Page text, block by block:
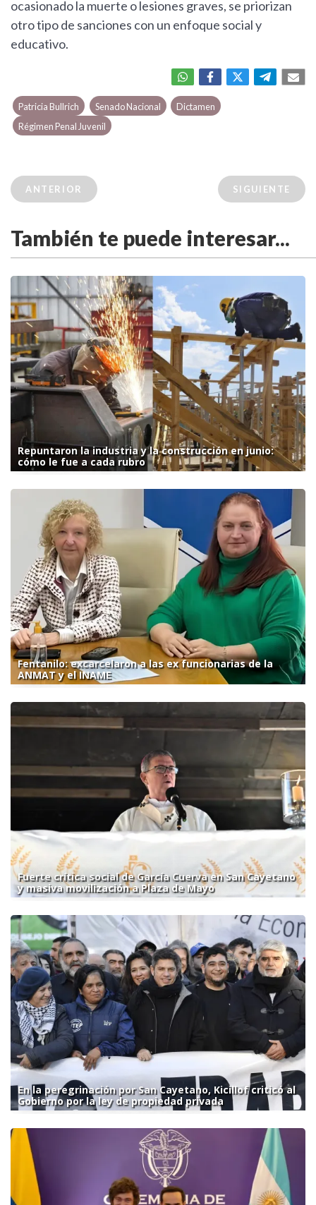
ocasionado la muerte o lesiones graves, se priorizan
otro tipo de sanciones con un enfoque social y
educativo.
Patricia Bullrich Senado Nacional
Dictamen
Régimen Penal Juvenil
ANTERIOR SIGUIENTE
También te puede interesar...
Repuntaron la industria y la construcción en junio:
cómo le fue a cada rubro
Fentanilo: excarcelaron a las ex funcionarias de la
ANMAT y el INAME
Fuerte crítica social de García Cuerva en San Cayetano
y masiva movilización a Plaza de Mayo
En la peregrinación por San Cayetano, Kicillof criticó al
Gobierno por la ley de propiedad privada